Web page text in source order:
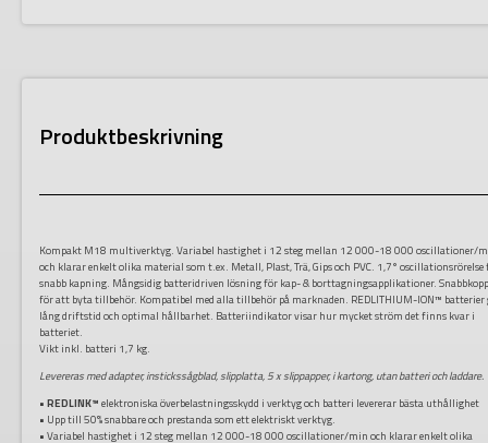
Produktbeskrivning
Kompakt M18 multiverktyg. Variabel hastighet i 12 steg mellan 12 000-18 000 oscillationer/
och klarar enkelt olika material som t.ex. Metall, Plast, Trä, Gips och PVC. 1,7° oscillationsrörelse
snabb kapning. Mångsidig batteridriven lösning för kap- & borttagningsapplikationer.
för att byta tillbehör. Kompatibel med alla tillbehör på marknaden. REDLITHIUM-ION™ batterier
lång driftstid och optimal hållbarhet. Batteriindikator visar hur mycket ström det finns kvar i
batteriet.
Vikt inkl. batteri 1,7 kg.
Levereras med adapter, instickssågblad, slipplatta, 5 x slippapper, i kartong, utan batteri och laddare.
•REDLINK™ elektroniska överbelastningsskydd i verktyg och batteri levererar bästa uthållighet
• Upp till 50% snabbare och prestanda som ett elektriskt verktyg.
• Variabel hastighet i 12 steg mellan 12 000-18 000 oscillationer/min och klarar enkelt olika